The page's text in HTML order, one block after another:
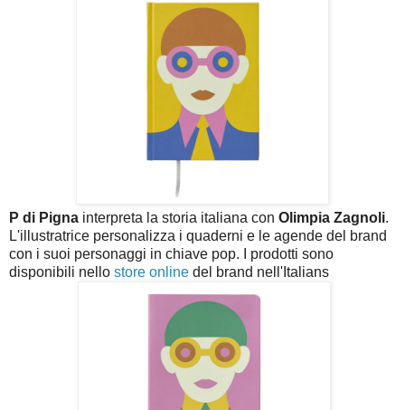
P di Pigna interpreta la storia italiana con Olimpia Zagnoli.
L'illustratrice personalizza i quaderni e le agende del brand
con i suoi personaggi in chiave pop. I prodotti sono
disponibili nello store online del brand nell'Italians